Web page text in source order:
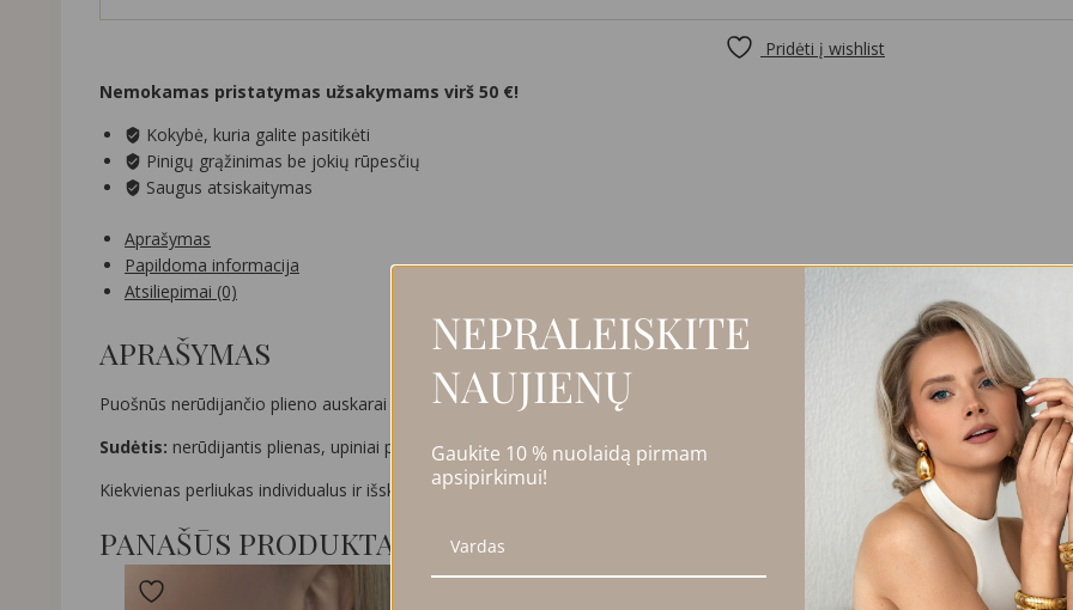
Pridėti į wishlist
Nemokamas pristatymas užsakymams virš 50 €!
Kokybė, kuria galite pasitikėti
Pinigų grąžinimas be jokių rūpesčių
Saugus atsiskaitymas
Aprašymas
Papildoma informacija
Atsiliepimai (0)
APRAŠYMAS
Puošnūs nerūdijančio plieno auskarai (hoop earrings) su perliukų kamuoliuku.
Sudėtis: nerūdijantis plienas, upiniai perliukai.
Kiekvienas perliukas individualus ir išskirtinis savo forma, dydžiu ir atspalviais.
PANAŠŪS PRODUKTAI
NUOLAIDA NUOLAIDA
PARDUOTA
NEPRALEISKITE
NAUJIENŲ
Gaukite 10 % nuolaidą pirmam
apsipirkimui!